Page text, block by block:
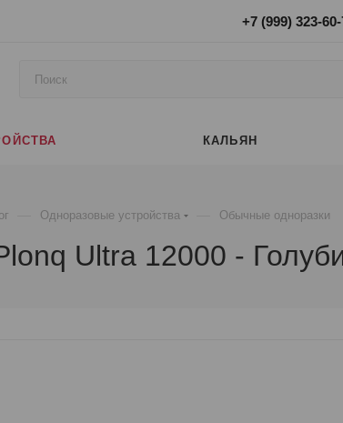
+7 (999) 323-
КАЛЬЯН
Одноразовые устройства Обычные одноразки
Ultra 12000 -